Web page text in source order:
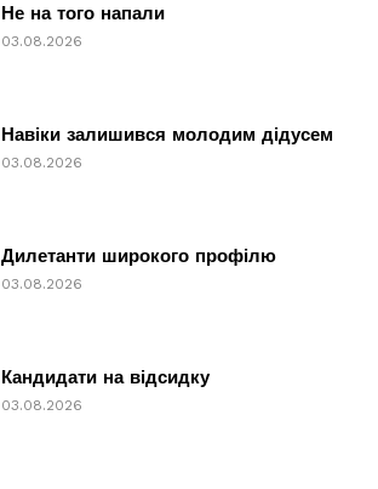
Не на того напали
03.08.2026
Навіки залишився молодим дідусем
03.08.2026
Дилетанти широкого профілю
03.08.2026
Кандидати на відсидку
03.08.2026